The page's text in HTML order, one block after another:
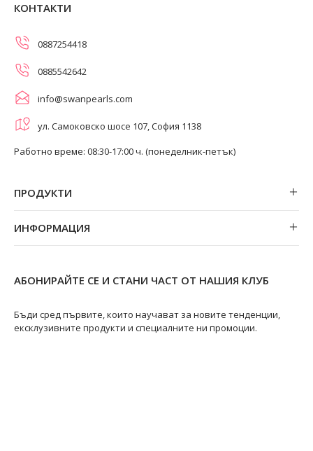
КОНТАКТИ
0887254418
0885542642
info@swanpearls.com
ул. Самоковско шосе 107, София 1138
Работно време: 08:30-17:00 ч. (понеделник-петък)
ПРОДУКТИ
Гривни
ИНФОРМАЦИЯ
Магазини
Ремонт на бижута
Видове перли
АБОНИРАЙТЕ СЕ И СТАНИ ЧАСТ ОТ НАШИЯ КЛУБ
Бъди сред първите, които научават за новите тенденции,
ексклузивните продукти и специалните ни промоции.